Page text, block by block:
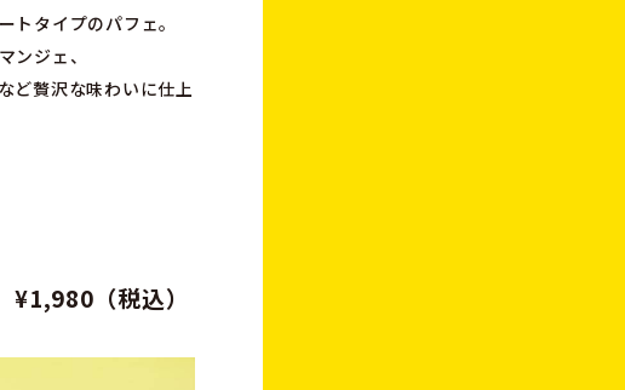
タイプのパフェ。
ンジェ、
ど贅沢な味わいに仕上
（税込）